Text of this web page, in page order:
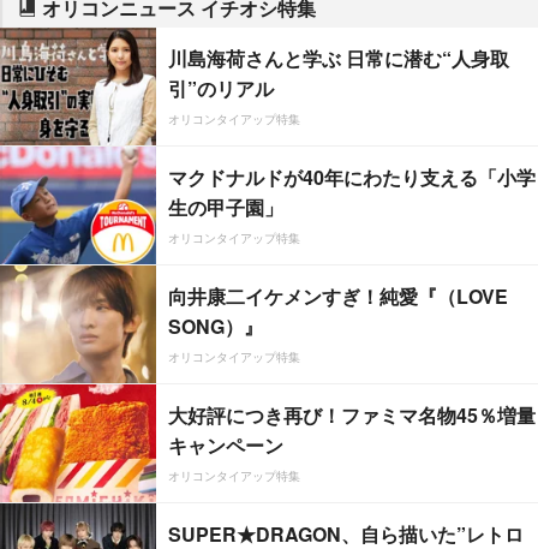
オリコンニュース イチオシ特集
川島海荷さんと学ぶ 日常に潜む“人身取
引”のリアル
オリコンタイアップ特集
マクドナルドが40年にわたり支える「小学
生の甲子園」
オリコンタイアップ特集
向井康二イケメンすぎ！純愛『（LOVE
SONG）』
オリコンタイアップ特集
大好評につき再び！ファミマ名物45％増量
キャンペーン
オリコンタイアップ特集
SUPER★DRAGON、自ら描いた”レトロ